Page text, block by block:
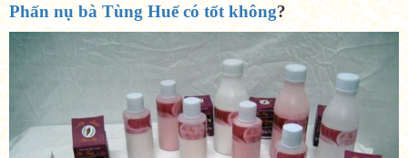
Phấn nụ bà Tùng Huế có tốt không?